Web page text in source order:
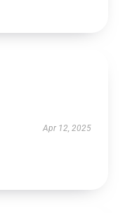
Apr 12, 2025